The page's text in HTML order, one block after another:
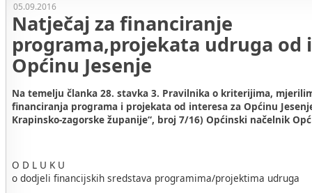
05.09.2016
Natječaj za financiranje
programa,projekata udruga od
Općinu Jesenje
Na temelju članka 28. stavka 3. Pravilnika o kriterijima,
financiranja programa i projekata od interesa za Općinu
Krapinsko-zagorske županije“, broj 7/16) Općinski načelnik
O D L U K U
o dodjeli financijskih sredstava programima/projektima udruga